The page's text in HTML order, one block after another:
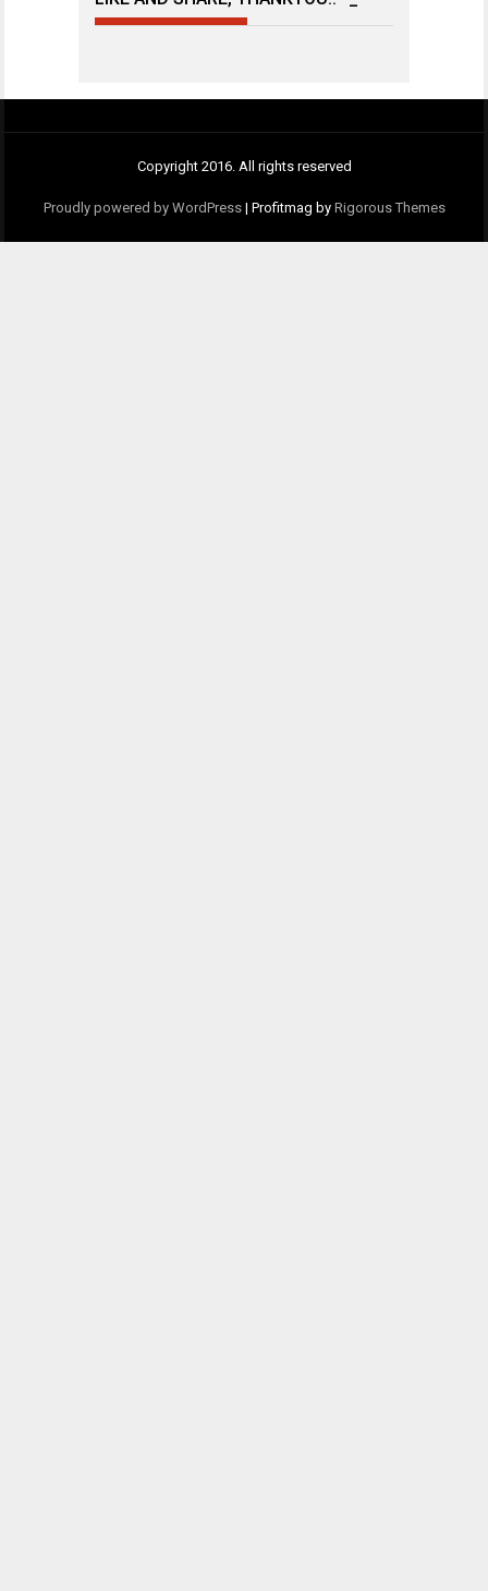
Copyright 2016. All rights reserved
Proudly powered by WordPress | Profitmag by Rigorous Themes